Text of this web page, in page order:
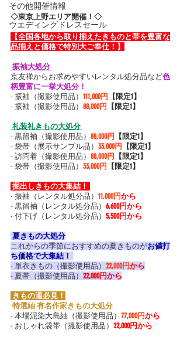
その他開催情報
ウエディングドレスセール
◇東京上野エリア開催！◇
【全国各地から取り揃えたきものと帯を豊富な
品揃えと価格で特別大ご奉仕！】
振袖大処分
京友禅からお求めやすいレンタル処分品など色
柄豊富に一挙大処分！
- 振袖（撮影使用品） 111,000円 【限定1】
- 振袖（撮影使用品） 88,000円 【限定1】
礼装礼きもの大処分
- 黒留袖（撮影使用品） 88,000円 【限定1】
- 袋帯（展示サンプル品） 33,000円 【限定1】
- 訪問着（撮影使用品） 88,000円 【限定1】
- 袋帯（撮影使用品） 33,000円 【限定1】
掘出しきもの大集結！
- 振袖（レンタル処分品） 11,000円から
- 黒留袖（レンタル処分品） 6,600円から
- 付下げ（レンタル処分品） 5,500円から
夏きもの大処分
これからの季節におすすめの夏きものがお値打
ち価格で大集結！
- 単衣きもの（撮影使用品） 22,000円から
- 夏帯（撮影使用品） 22,000円から
きもの通必見！
特選紬 有名作家きもの大処分
- 本場泥染大島紬（撮影使用品） 77,000円から
- おしゃれ袋帯（撮影使用品） 22,000円から